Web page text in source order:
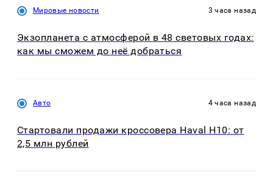
Мировые новости 3 часа назад
Экзопланета с атмосферой в 48 световых годах:
как мы сможем до неё добраться
Авто 4 часа назад
Стартовали продажи кроссовера Haval H10: от
2,5 млн рублей